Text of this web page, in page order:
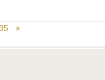
35 »